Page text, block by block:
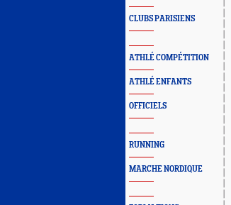
CLUBS PARISIENS
ATHLÉ COMPÉTITION
ATHLÉ ENFANTS
OFFICIELS
RUNNING
MARCHE NORDIQUE